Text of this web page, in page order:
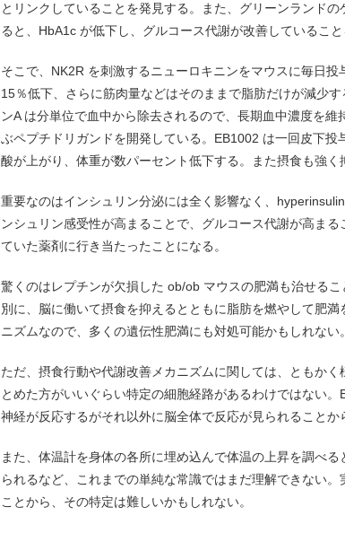
とリンクしていることを発見する。また、グリーンランド
ると、HbA1c が低下し、グルコース代謝が改善していること
そこで、NK2R を刺激するニューロキニンをマウスに毎日
15％低下、さらに筋肉量などはそのままで脂肪だけが減少
ンA は分単位で血中から除去されるので、長期血中濃度を
ぶペプチドリガンドを開発している。EB1002 は一回皮下
酸が上がり、体重が数パーセント低下する。また摂食も強く
重要なのはインシュリン分泌には全く影響なく、
ンシュリン感受性が高まることで、グルコース代謝が高ま
ていた薬剤に行き当たったことになる。
驚くのはレプチンが欠損した ob/ob マウスの肥満も治せる
別に、脳に働いて摂食を抑えるとともに脂肪を燃やして肥
ニズムなので、多くの遺伝性肥満にも対処可能かもしれない。
ただ、摂食行動や代謝改善メカニズムに関しては、ともか
とめた方がいいぐらい特定の細胞経路があるわけではない
神経が反応するがそれ以外に脳全体で反応が見られることか
また、体温計を身体の各所に埋め込んで体温の上昇を調べ
られるなど、これまでの単純な常識ではまだ理解できない
ことから、その特定は難しいかもしれない。